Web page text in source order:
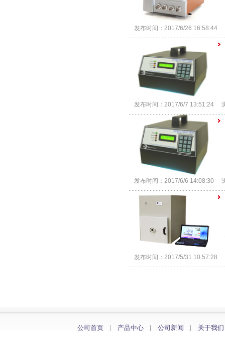
发布时间：2017/6/26 16:58:44
发布时间：2017/6/7 13:51:24
发布时间：2017/6/6 14:08:30
发布时间：2017/5/31 10:57:28
公司首页 产品中心 公司新闻 关于我们